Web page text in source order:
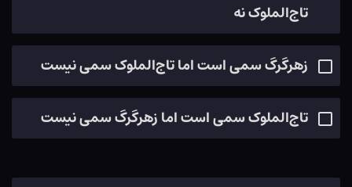
تاج‌الملوک نه
زهرگرگ سمی است اما تاج‌الملوک سمی نیست
تاج‌الملوک سمی است اما زهرگرگ سمی نیست